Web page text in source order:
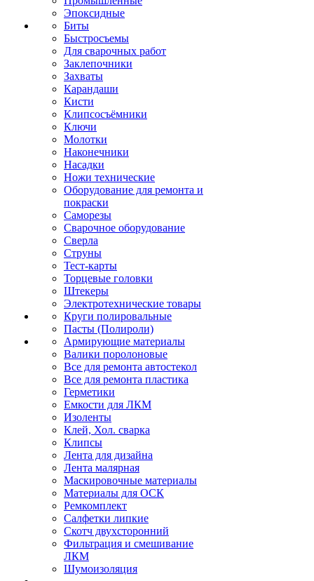
Эпоксидные
Биты
Быстросъемы
Для сварочных работ
Заклепочники
Захваты
Карандаши
Кисти
Клипсосъёмники
Ключи
Молотки
Наконечники
Насадки
Ножи технические
Оборудование для ремонта и
покраски
Саморезы
Сварочное оборудование
Сверла
Струны
Тест-карты
Торцевые головки
Штекеры
Электротехнические товары
Круги полировальные
Пасты (Полироли)
Армирующие материалы
Валики поролоновые
Все для ремонта автостекол
Все для ремонта пластика
Герметики
Емкости для ЛКМ
Изоленты
Клей, Хол. сварка
Клипсы
Лента для дизайна
Лента малярная
Маскировочные материалы
Материалы для ОСК
Ремкомплект
Салфетки липкие
Скотч двухсторонний
Фильтрация и смешивание
ЛКМ
Шумоизоляция